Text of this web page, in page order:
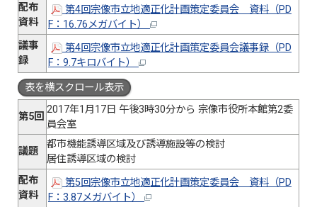
配布
資料
第4回宗像市立地適正化計画策定委員会 資料（PD
F：16.76メガバイト）
議事
録
第4回宗像市立地適正化計画策定委員会議事録（PD
F：9.7キロバイト）
表を横スクロール表示
第5回
2017年1月17日 午後3時30分から 宗像市役所本館第2委
員会室
議題
都市機能誘導区域及び誘導施設等の検討
居住誘導区域の検討
配布
資料
第5回宗像市立地適正化計画策定委員会 資料（PD
F：3.87メガバイト）